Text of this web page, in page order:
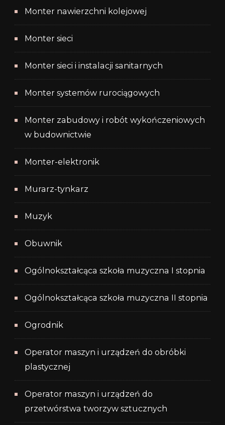
Monter nawierzchni kolejowej
Monter sieci
Monter sieci i instalacji sanitarnych
Monter systemów rurociągowych
Monter zabudowy i robót wykończeniowych
w budownictwie
Monter-elektronik
Murarz-tynkarz
Muzyk
Obuwnik
Ogólnokształcąca szkoła muzyczna I stopnia
Ogólnokształcąca szkoła muzyczna II stopnia
Ogrodnik
Operator maszyn i urządzeń do obróbki
plastycznej
Operator maszyn i urządzeń do
przetwórstwa tworzyw sztucznych